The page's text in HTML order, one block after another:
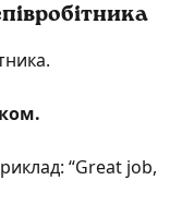
“Great job,